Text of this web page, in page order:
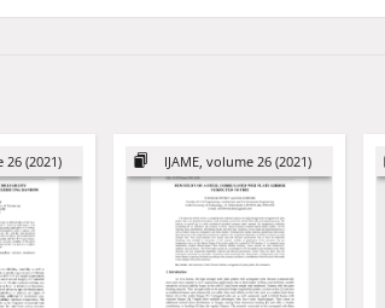
26 (2021) IJAME, volume 26 (2021)